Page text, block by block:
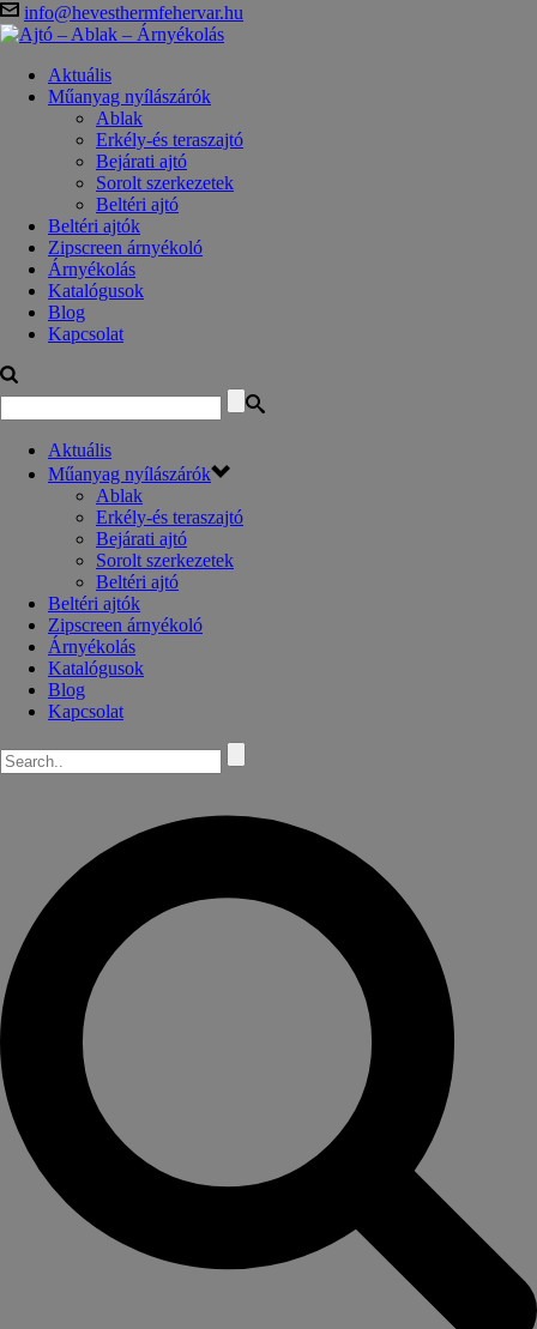
info@hevesthermfehervar.hu
Aktuális
Műanyag nyílászárók
Ablak
Erkély-és teraszajtó
Bejárati ajtó
Sorolt szerkezetek
Beltéri ajtó
Beltéri ajtók
Zipscreen árnyékoló
Árnyékolás
Katalógusok
Blog
Kapcsolat
Aktuális
Műanyag nyílászárók
Ablak
Erkély-és teraszajtó
Bejárati ajtó
Sorolt szerkezetek
Beltéri ajtó
Beltéri ajtók
Zipscreen árnyékoló
Árnyékolás
Katalógusok
Blog
Kapcsolat